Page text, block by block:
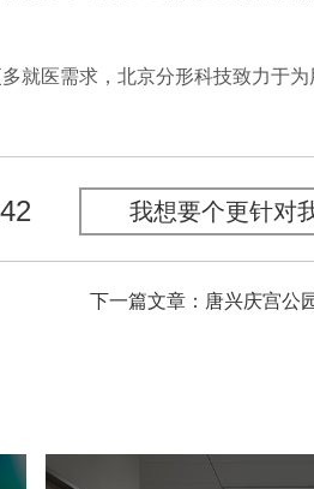
医需求，北京分形科技致力于为
我想要个更针对
下一篇文章：唐兴庆宫公